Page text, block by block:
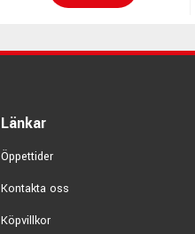
Länkar
Öppettider
Kontakta oss
Köpvillkor